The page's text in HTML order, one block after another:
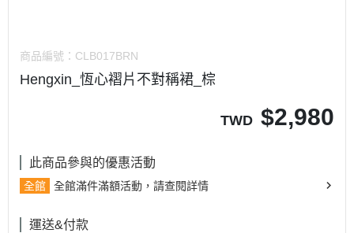
商品編號： CLB017BRN
Hengxin_恆心褶片不對稱裙_棕
TWD $2,980
此商品參與的優惠活動
全館 全館滿件滿額活動，請查閱詳情
運送&付款